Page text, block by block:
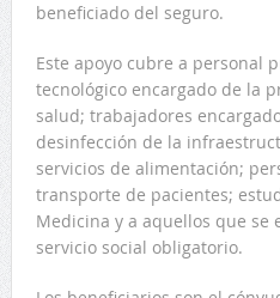
beneficiado del seguro.
Este apoyo cubre a personal
tecnológico encargado de la
salud; trabajadores
desinfección de la
servicios de alimentación;
transporte de pacientes;
Medicina y a aquellos que se
servicio social obligatorio.